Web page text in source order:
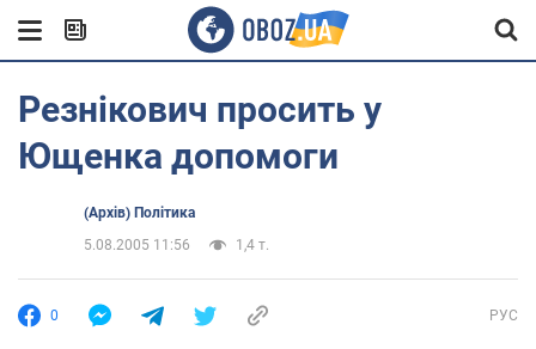
Резнікович просить у
Ющенка допомоги
(Архів) Політика
5.08.2005 11:56
1,4 т.
0 РУС